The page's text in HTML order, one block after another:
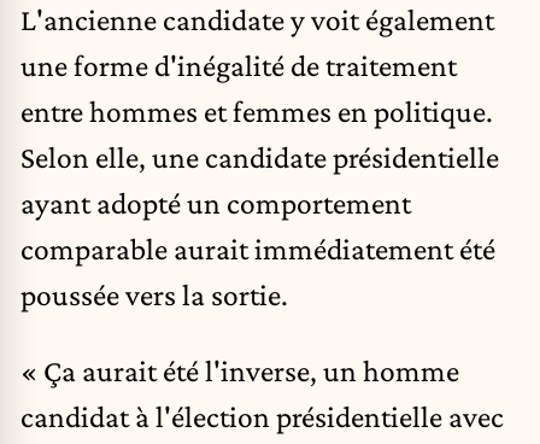
L'ancienne candidate y voit également
une forme d'inégalité de traitement
entre hommes et femmes en politique.
Selon elle, une candidate présidentielle
ayant adopté un comportement
comparable aurait immédiatement été
poussée vers la sortie.
« Ça aurait été l'inverse, un homme
candidat à l'élection présidentielle avec